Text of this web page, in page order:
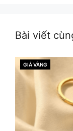
Bài viết
CATEGORIES
GIÁ VÀNG